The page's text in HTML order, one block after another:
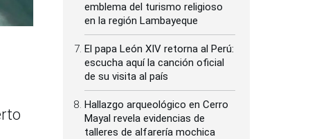
emblema del turismo religioso
en la región Lambayeque
El papa León XIV retorna al Perú:
escucha aquí la canción oficial
de su visita al país
Hallazgo arqueológico en Cerro
Mayal revela evidencias de
talleres de alfarería mochica